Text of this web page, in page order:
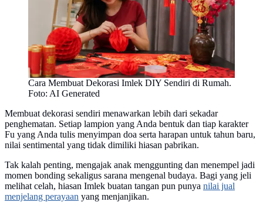
Cara Membuat Dekorasi Imlek DIY Sendiri di Rumah.
Foto: AI Generated
Membuat dekorasi sendiri menawarkan lebih dari sekadar
penghematan. Setiap lampion yang Anda bentuk dan tiap karakter
Fu yang Anda tulis menyimpan doa serta harapan untuk tahun baru,
nilai sentimental yang tidak dimiliki hiasan pabrikan.
Tak kalah penting, mengajak anak menggunting dan menempel jadi
momen bonding sekaligus sarana mengenal budaya. Bagi yang jeli
melihat celah, hiasan Imlek buatan tangan pun punya nilai jual
menjelang perayaan yang menjanjikan.